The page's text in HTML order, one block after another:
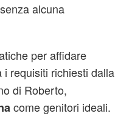
alcuna
per affidare
requisiti richiesti dalla
di Roberto,
come genitori ideali.